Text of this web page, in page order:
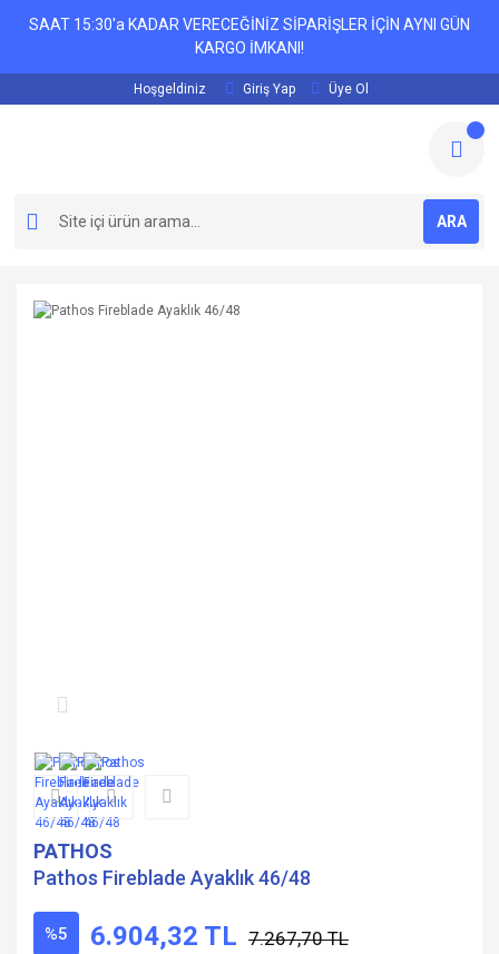
SAAT 15:30'a KADAR VERECEĞİNİZ SİPARİŞLER İÇİN AYNI GÜN
KARGO İMKANI!
Hoşgeldiniz Giriş Yap Üye Ol
ARA
PATHOS
Pathos Fireblade Ayaklık 46/48
%5 6.904,32 TL 7.267,70 TL